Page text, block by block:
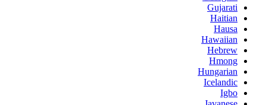
Gujarati
Haitian
Hausa
Hawaiian
Hebrew
Hmong
Hungarian
Icelandic
Igbo